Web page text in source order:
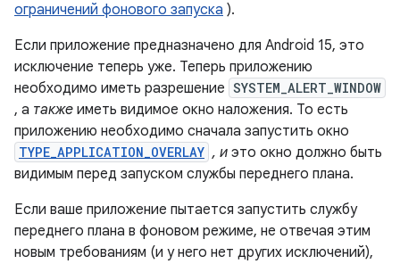
ограничений фонового запуска ).
Если приложение предназначено для Android 15, это
исключение теперь уже. Теперь приложению
необходимо иметь разрешение SYSTEM_ALERT_WINDOW
, а также иметь видимое окно наложения. То есть
приложению необходимо сначала запустить окно
TYPE_APPLICATION_OVERLAY , и это окно должно быть
видимым перед запуском службы переднего плана.
Если ваше приложение пытается запустить службу
переднего плана в фоновом режиме, не отвечая этим
новым требованиям (и у него нет других исключений),